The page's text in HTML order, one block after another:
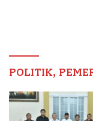
POLITIK,